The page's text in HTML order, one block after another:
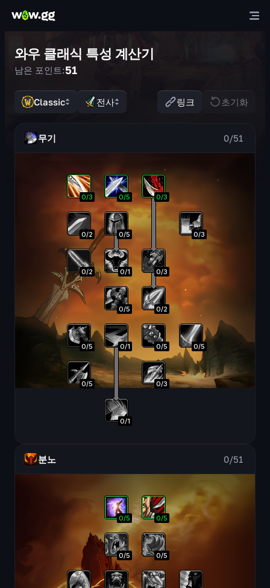
와우 클래식 특성 계산기
남은 포인트:51
Classic 전사 링크 초기화
무기 0/51
0/3 0/5 0/3
0/2 0/5 0/3
0/2 0/1 0/3
0/5 0/2
0/5 0/1 0/5 0/5
0/5 0/3
0/1
분노 0/51
0/5 0/5
0/5 0/5